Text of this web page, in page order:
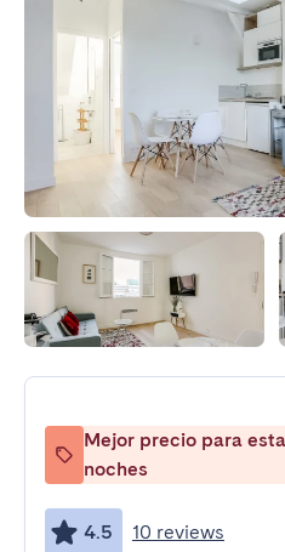
Mejor precio para
noches
4.5 10 reviews